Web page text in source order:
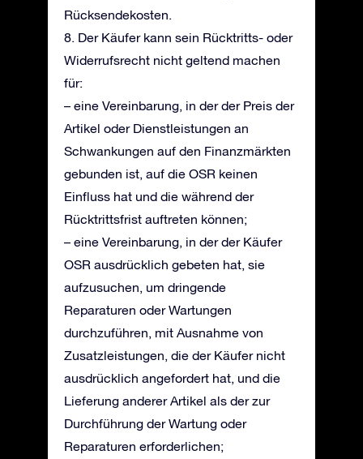
Rücksendekosten.
8. Der Käufer kann sein Rücktritts- oder
Widerrufsrecht nicht geltend machen
für:
– eine Vereinbarung, in der der Preis der
Artikel oder Dienstleistungen an
Schwankungen auf den Finanzmärkten
gebunden ist, auf die OSR keinen
Einfluss hat und die während der
Rücktrittsfrist auftreten können;
– eine Vereinbarung, in der der Käufer
OSR ausdrücklich gebeten hat, sie
aufzusuchen, um dringende
Reparaturen oder Wartungen
durchzuführen, mit Ausnahme von
Zusatzleistungen, die der Käufer nicht
ausdrücklich angefordert hat, und die
Lieferung anderer Artikel als der zur
Durchführung der Wartung oder
Reparaturen erforderlichen;